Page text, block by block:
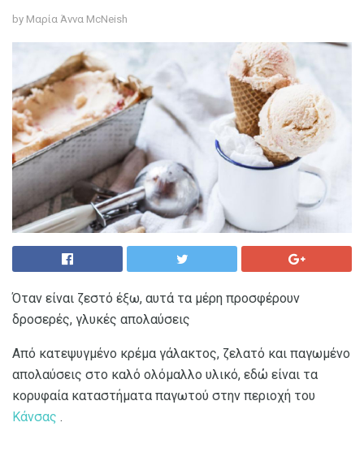
by Μαρία Άννα McNeish
Όταν είναι ζεστό έξω, αυτά τα μέρη προσφέρουν
δροσερές, γλυκές απολαύσεις
Από κατεψυγμένο κρέμα γάλακτος, ζελατό και παγωμένο
απολαύσεις στο καλό ολόμαλλο υλικό, εδώ είναι τα
κορυφαία καταστήματα παγωτού στην περιοχή του
Κάνσας .